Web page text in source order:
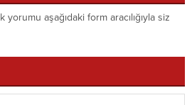
yorumu aşağıdaki form aracılığıyla siz